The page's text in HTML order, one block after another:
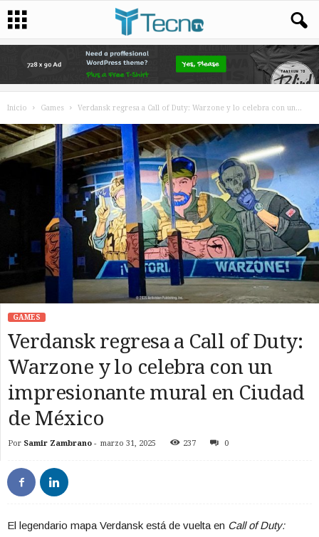
Inicio Games Verdansk regresa a Call of Duty: Warzone y lo celebra con un...
GAMES
Verdansk regresa a Call of Duty:
Warzone y lo celebra con un
impresionante mural en Ciudad
de México
Por Samir Zambrano - marzo 31, 2025 237 0
El legendario mapa Verdansk está de vuelta en Call of Duty: